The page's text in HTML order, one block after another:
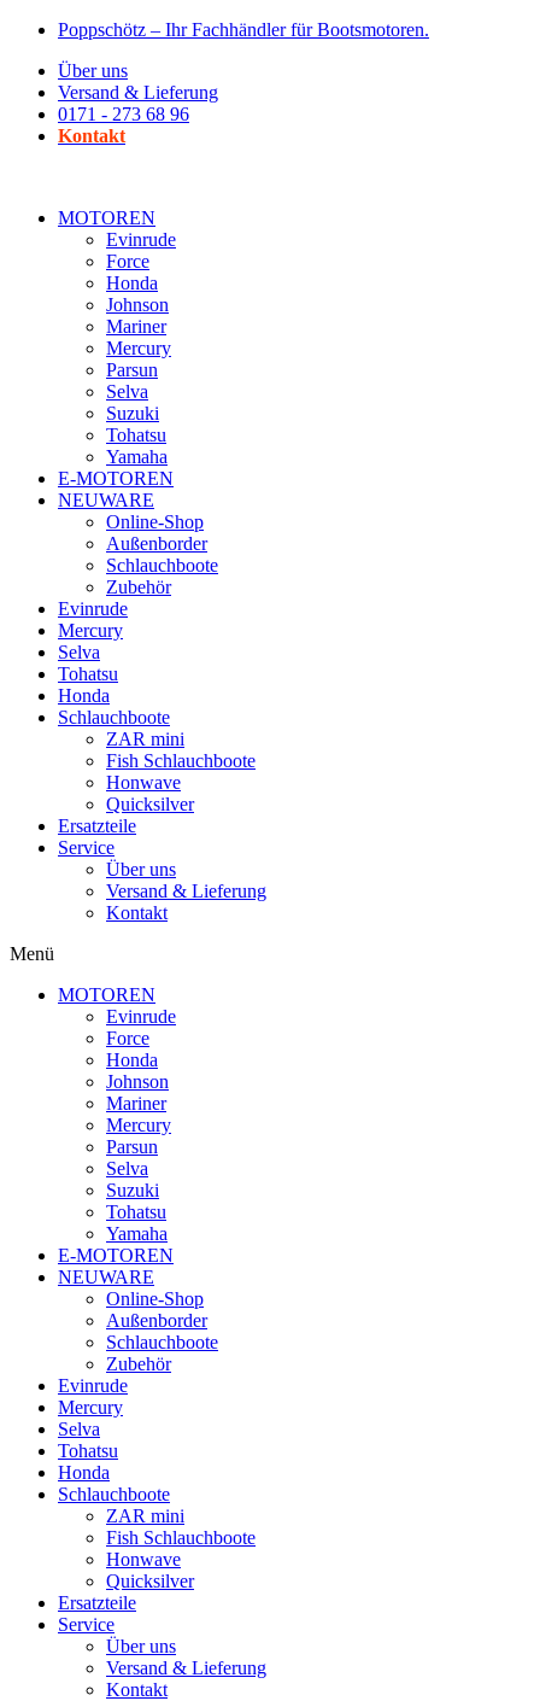
Zum
wechseln
Poppschötz – Ihr Fachhändler für Bootsmotoren.
Über uns
Versand & Lieferung
0171 - 273 68 96
Kontakt
MOTOREN
Evinrude
Force
Honda
Johnson
Mariner
Mercury
Parsun
Selva
Suzuki
Tohatsu
Yamaha
E-MOTOREN
NEUWARE
Online-Shop
Außenborder
Schlauchboote
Zubehör
Evinrude
Mercury
Selva
Tohatsu
Honda
Schlauchboote
ZAR mini
Fish Schlauchboote
Honwave
Quicksilver
Ersatzteile
Service
Über uns
Versand & Lieferung
Kontakt
Menü
MOTOREN
Evinrude
Force
Honda
Johnson
Mariner
Mercury
Parsun
Selva
Suzuki
Tohatsu
Yamaha
E-MOTOREN
NEUWARE
Online-Shop
Außenborder
Schlauchboote
Zubehör
Evinrude
Mercury
Selva
Tohatsu
Honda
Schlauchboote
ZAR mini
Fish Schlauchboote
Honwave
Quicksilver
Ersatzteile
Service
Über uns
Versand & Lieferung
Kontakt